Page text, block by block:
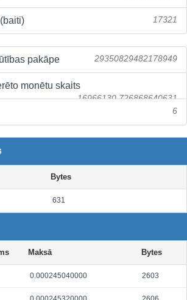
17321
pakāpe 29350829482178949
monētu skaits
16966130.726868640631
6
Bytes
631
Maksā Bytes
0.000245040000 2603